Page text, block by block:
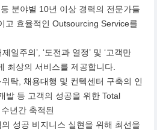
분야별 10년 이상 경력의 전문가들
고 효율적인 Outsourcing Service를
일주의’, ‘도전과 열정’ 및 ‘고객만
최상의 서비스를 제공합니다.
탁, 채용대행 및 컨텍센터 구축의 인
발 등 고객의 성공을 위한 Total
년간 축적된
성공 비지니스 실현을 위해 최선을